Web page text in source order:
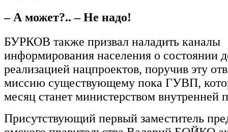
– А может?.. – Не надо!
БУРКОВ также призвал наладить каналы
информирования населения о состоянии
реализацией нацпроектов, поручив эту
миссию существующему пока ГУВП,
месяц станет министерством внутренней
Присутствующий первый заместитель